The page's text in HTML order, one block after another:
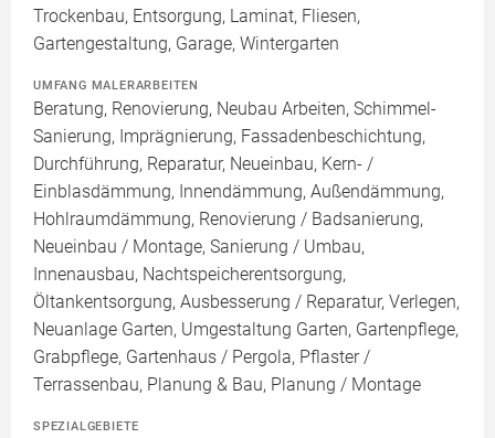
Trockenbau, Entsorgung, Laminat, Fliesen,
Gartengestaltung, Garage, Wintergarten
UMFANG MALERARBEITEN
Beratung, Renovierung, Neubau Arbeiten, Schimmel-
Sanierung, Imprägnierung, Fassadenbeschichtung,
Durchführung, Reparatur, Neueinbau, Kern- /
Einblasdämmung, Innendämmung, Außendämmung,
Hohlraumdämmung, Renovierung / Badsanierung,
Neueinbau / Montage, Sanierung / Umbau,
Innenausbau, Nachtspeicherentsorgung,
Öltankentsorgung, Ausbesserung / Reparatur, Verlegen,
Neuanlage Garten, Umgestaltung Garten, Gartenpflege,
Grabpflege, Gartenhaus / Pergola, Pflaster /
Terrassenbau, Planung & Bau, Planung / Montage
SPEZIALGEBIETE